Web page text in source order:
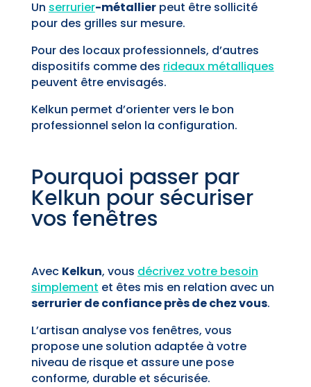
Un serrurier-métallierpeut être sollicité
pour des grilles sur mesure.
Pour des locaux professionnels, d’autres
dispositifs comme des rideaux métalliques
peuvent être envisagés.
Kelkun permet d’orienter vers le bon
professionnel selon la configuration.
Pourquoi passer par
Kelkun pour sécuriser
vos fenêtres
Avec Kelkun, vous décrivez votre besoin
simplement et êtes mis en relation avec un
serrurier de confiance près de chez vous.
L’artisan analyse vos fenêtres, vous
propose une solution adaptée à votre
niveau de risque et assure une pose
conforme, durable et sécurisée.